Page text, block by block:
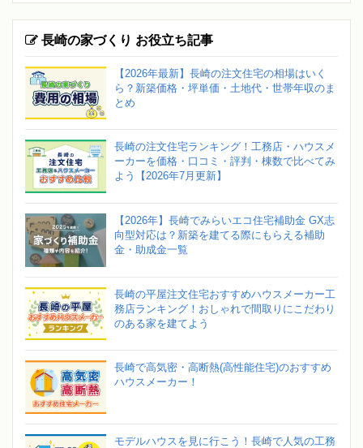
長崎の家づくり お役立ち記事
【2026年最新】長崎の注文住宅の相場はいく
ら？新築価格・坪単価・土地代・世帯年収のま
とめ
長崎の注文住宅ランキング！工務店・ハウスメ
ーカーを価格・口コミ・評判・棟数で比べてみ
よう【2026年7月更新】
【2026年】長崎でみらいエコ住宅補助金 GX志
向型対応は？新築を建てる際にもらえる補助
金・助成金一覧
長崎の平屋注文住宅おすすめハウスメーカー工
務店ランキング！おしゃれで間取りにこだわり
のある家を建てよう
長崎で高気密・高断熱(高性能住宅)のおすすめ
ハウスメーカー！
モデルハウスを見に行こう！長崎で人気の工務